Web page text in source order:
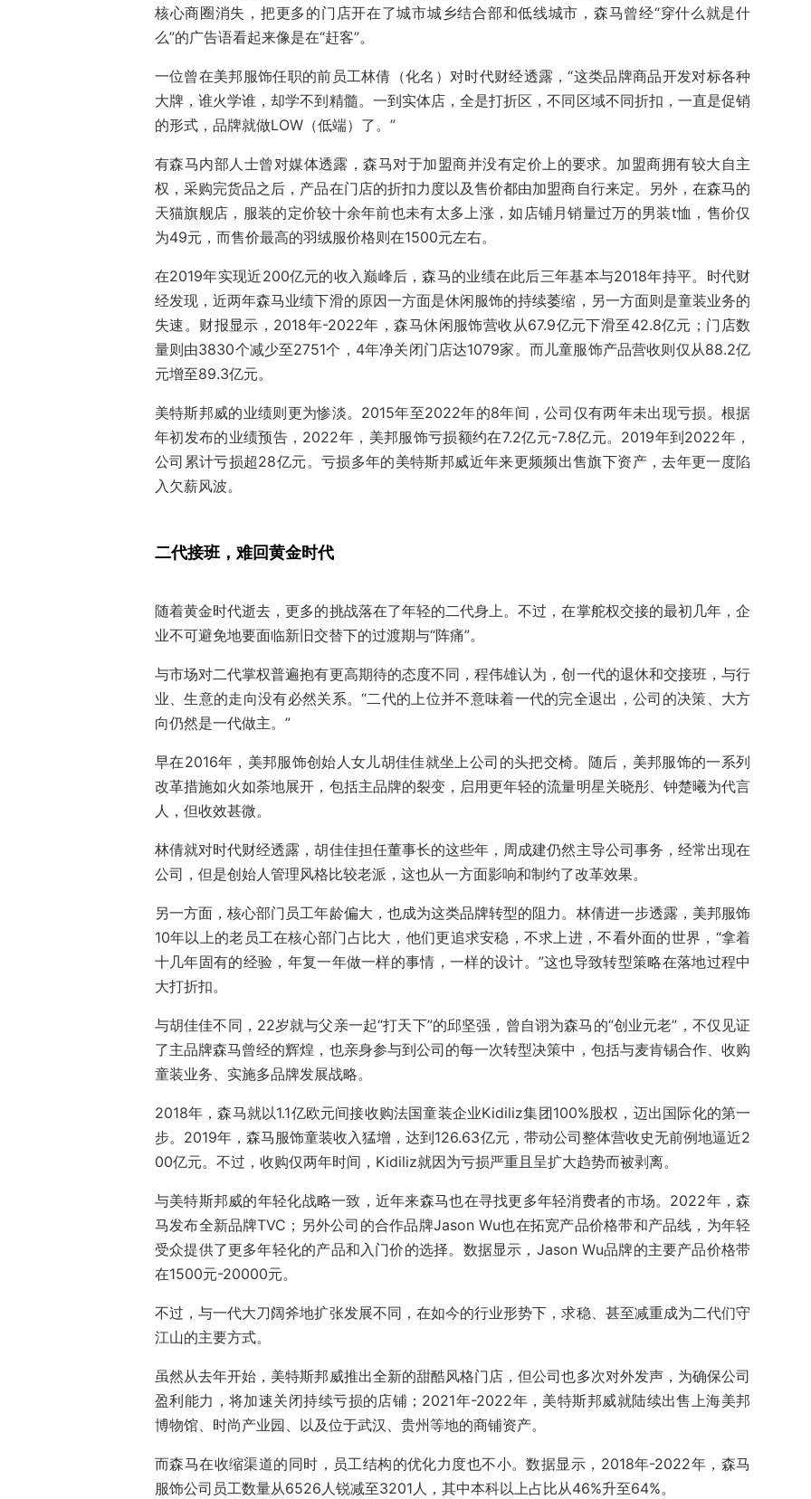
核心商圈消失，把更多的门店开在了城市城乡结合部和低线城市，森马曾经“穿什么就是什
么”的广告语看起来像是在“赶客”。
一位曾在美邦服饰任职的前员工林倩（化名）对时代财经透露，“这类品牌商品开发对标各种
大牌，谁火学谁，却学不到精髓。一到实体店，全是打折区，不同区域不同折扣，一直是促销
的形式，品牌就做LOW（低端）了。”
有森马内部人士曾对媒体透露，森马对于加盟商并没有定价上的要求。加盟商拥有较大自主
权，采购完货品之后，产品在门店的折扣力度以及售价都由加盟商自行来定。另外，在森马的
天猫旗舰店，服装的定价较十余年前也未有太多上涨，如店铺月销量过万的男装t恤，售价仅
为49元，而售价最高的羽绒服价格则在1500元左右。
在2019年实现近200亿元的收入巅峰后，森马的业绩在此后三年基本与2018年持平。时代财
经发现，近两年森马业绩下滑的原因一方面是休闲服饰的持续萎缩，另一方面则是童装业务的
失速。财报显示，2018年-2022年，森马休闲服饰营收从67.9亿元下滑至42.8亿元；门店数
量则由3830个减少至2751个，4年净关闭门店达1079家。而儿童服饰产品营收则仅从88.2亿
元增至89.3亿元。
美特斯邦威的业绩则更为惨淡。2015年至2022年的8年间，公司仅有两年未出现亏损。根据
年初发布的业绩预告，2022年，美邦服饰亏损额约在7.2亿元-7.8亿元。2019年到2022年，
公司累计亏损超28亿元。亏损多年的美特斯邦威近年来更频频出售旗下资产，去年更一度陷
入欠薪风波。
二代接班，难回黄金时代
随着黄金时代逝去，更多的挑战落在了年轻的二代身上。不过，在掌舵权交接的最初几年，企
业不可避免地要面临新旧交替下的过渡期与“阵痛”。
与市场对二代掌权普遍抱有更高期待的态度不同，程伟雄认为，创一代的退休和交接班，与行
业、生意的走向没有必然关系。“二代的上位并不意味着一代的完全退出，公司的决策、大方
向仍然是一代做主。”
早在2016年，美邦服饰创始人女儿胡佳佳就坐上公司的头把交椅。随后，美邦服饰的一系列
改革措施如火如荼地展开，包括主品牌的裂变，启用更年轻的流量明星关晓彤、钟楚曦为代言
人，但收效甚微。
林倩就对时代财经透露，胡佳佳担任董事长的这些年，周成建仍然主导公司事务，经常出现在
公司，但是创始人管理风格比较老派，这也从一方面影响和制约了改革效果。
另一方面，核心部门员工年龄偏大，也成为这类品牌转型的阻力。林倩进一步透露，美邦服饰
10年以上的老员工在核心部门占比大，他们更追求安稳，不求上进，不看外面的世界，“拿着
十几年固有的经验，年复一年做一样的事情，一样的设计。”这也导致转型策略在落地过程中
大打折扣。
与胡佳佳不同，22岁就与父亲一起“打天下”的邱坚强，曾自诩为森马的“创业元老”，不仅见证
了主品牌森马曾经的辉煌，也亲身参与到公司的每一次转型决策中，包括与麦肯锡合作、收购
童装业务、实施多品牌发展战略。
2018年，森马就以1.1亿欧元间接收购法国童装企业Kidiliz集团100%股权，迈出国际化的第一
步。2019年，森马服饰童装收入猛增，达到126.63亿元，带动公司整体营收史无前例地逼近2
00亿元。不过，收购仅两年时间，Kidiliz就因为亏损严重且呈扩大趋势而被剥离。
与美特斯邦威的年轻化战略一致，近年来森马也在寻找更多年轻消费者的市场。2022年，森
马发布全新品牌TVC；另外公司的合作品牌Jason Wu也在拓宽产品价格带和产品线，为年轻
受众提供了更多年轻化的产品和入门价的选择。数据显示，Jason Wu品牌的主要产品价格带
在1500元-20000元。
不过，与一代大刀阔斧地扩张发展不同，在如今的行业形势下，求稳、甚至减重成为二代们守
江山的主要方式。
虽然从去年开始，美特斯邦威推出全新的甜酷风格门店，但公司也多次对外发声，为确保公司
盈利能力，将加速关闭持续亏损的店铺；2021年-2022年，美特斯邦威就陆续出售上海美邦
博物馆、时尚产业园、以及位于武汉、贵州等地的商铺资产。
而森马在收缩渠道的同时，员工结构的优化力度也不小。数据显示，2018年-2022年，森马
服饰公司员工数量从6526人锐减至3201人，其中本科以上占比从46%升至64%。